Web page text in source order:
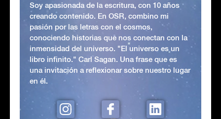
Soy apasionada de la escritura, con 10 años
creando contenido. En OSR, combino mi
pasión por las letras con el cosmos,
conociendo historias que nos conectan con la
inmensidad del universo. "El universo es un
libro infinito." Carl Sagan. Una frase que es
una invitación a reflexionar sobre nuestro lugar
en él.